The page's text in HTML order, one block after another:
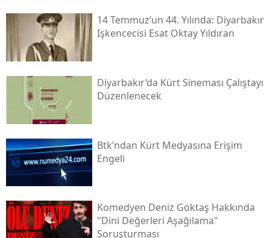
14 Temmuz’un 44. Yılında: Diyarbakır
Işkencecisi Esat Oktay Yıldıran
Diyarbakır’da Kürt Sineması Çalıştayı
Düzenlenecek
Btk’ndan Kürt Medyasına Erişim
Engeli
Komedyen Deniz Göktaş Hakkında
"dini Değerleri Aşağılama"
Soruşturması